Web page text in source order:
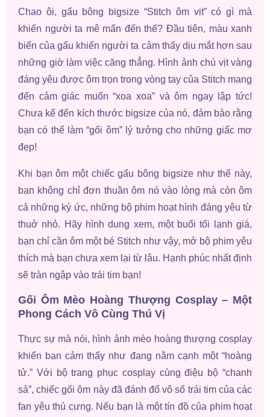
Chao ôi, gấu bông bigsize “Stitch ôm vịt” có gì mà
khiến người ta mê mẩn đến thế? Đầu tiên, màu xanh
biển của gấu khiến người ta cảm thấy dịu mắt hơn sau
những giờ làm việc căng thẳng. Hình ảnh chú vịt vàng
đáng yêu được ôm trọn trong vòng tay của Stitch mang
đến cảm giác muốn “xoa xoa” và ôm ngay lập tức!
Chưa kể đến kích thước bigsize của nó, đảm bảo rằng
bạn có thể làm “gối ôm” lý tưởng cho những giấc mơ
đẹp!
Khi bạn ôm một chiếc gấu bông bigsize như thế này,
bạn không chỉ đơn thuần ôm nó vào lòng mà còn ôm
cả những ký ức, những bộ phim hoạt hình đáng yêu từ
thuở nhỏ. Hãy hình dung xem, một buổi tối lạnh giá,
bạn chỉ cần ôm một bé Stitch như vậy, mở bộ phim yêu
thích mà bạn chưa xem lại từ lâu. Hạnh phúc nhất định
sẽ tràn ngập vào trái tim bạn!
Gối Ôm Mèo Hoàng Thượng Cosplay – Một
Phong Cách Vô Cùng Thú Vị
Thực sự mà nói, hình ảnh mèo hoàng thượng cosplay
khiến bạn cảm thấy như đang nằm cạnh một “hoàng
tử.” Với bộ trang phục cosplay cùng điệu bộ “chanh
sả”, chiếc gối ôm này đã đánh đổ vô số trái tim của các
fan yêu thú cưng. Nếu bạn là một tín đồ của phim hoạt